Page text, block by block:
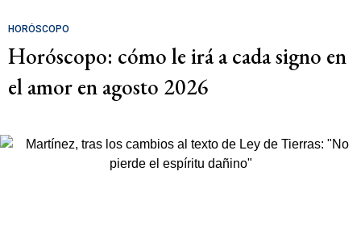
HORÓSCOPO
Horóscopo: cómo le irá a cada signo en
el amor en agosto 2026